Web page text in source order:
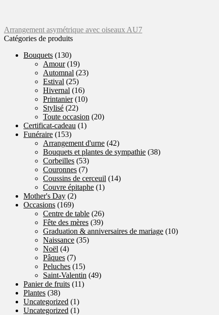
Navigation
de
l'article
Article
précédent :
Arrangement asymétrique avec oiseaux AU7
Catégories de produits
Bouquets (130)
Amour (19)
Automnal (23)
Estival (25)
Hivernal (16)
Printanier (10)
Stylisé (22)
Toute occasion (20)
Certificat-cadeau (1)
Funéraire (153)
Arrangement d'urne (42)
Bouquets et plantes de sympathie (38)
Corbeilles (53)
Couronnes (7)
Coussins de cerceuil (14)
Couvre épitaphe (1)
Mother's Day (2)
Occasions (169)
Centre de table (26)
Fête des mères (39)
Graduation & anniversaires de mariage (10)
Naissance (35)
Noël (4)
Pâques (7)
Peluches (15)
Saint-Valentin (49)
Panier de fruits (11)
Plantes (38)
Uncategorized (1)
Uncategorized (1)